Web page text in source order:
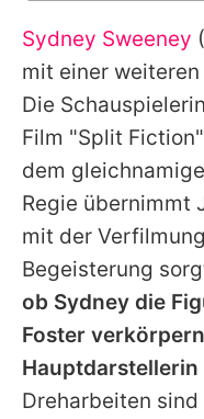
Alle
Sydney Sweeney
mit einer
Die
Film "Split
dem
Regie übernimmt
mit der
Begeisterung
ob Sydney die
Foster
Dreharbeiten sind